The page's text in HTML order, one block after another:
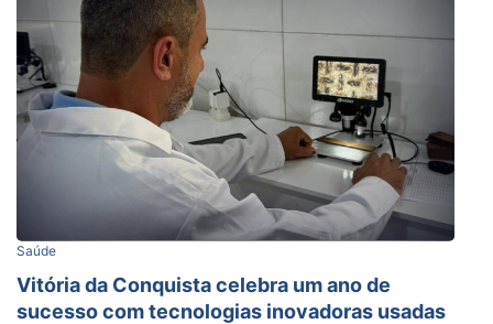
Saúde
Vitória da Conquista celebra um ano de
sucesso com tecnologias inovadoras usadas